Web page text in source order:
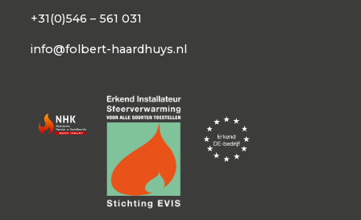
+31(0)546 – 561 031
info@folbert-haardhuys.nl